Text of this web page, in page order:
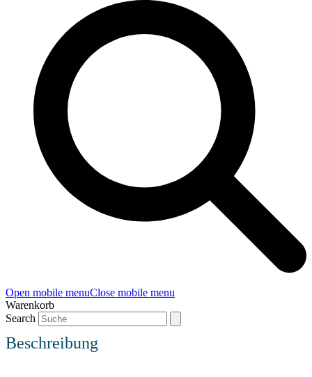
Open mobile menuClose mobile menu
Warenkorb
Search
Beschreibung